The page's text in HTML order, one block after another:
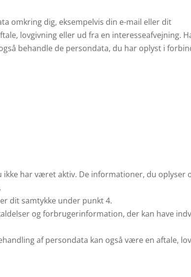
omkring dig, eksempelvis din e-mail eller dit
lovgivning eller ud fra en interesseafvejning.
behandle de persondata, du har oplyst i
har været aktiv. De informationer, du oplyser
dit samtykke under punkt 4.
og forbrugerinformation, der kan have
af persondata kan også være en aftale,